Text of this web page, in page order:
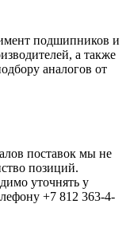
подшипников и
а также
аналогов от
поставок мы не
позиций.
уточнять у
+7 812 363-4-